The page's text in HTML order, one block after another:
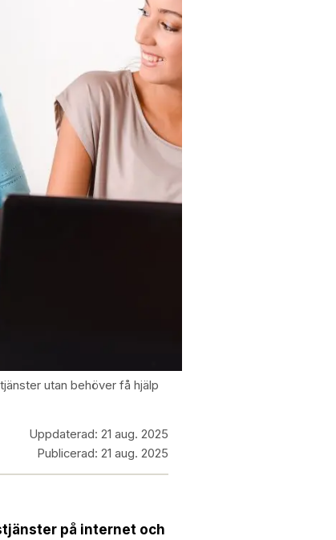
utan behöver få hjälp
Uppdaterad: 21 aug. 2025
Publicerad: 21 aug. 2025
på internet och